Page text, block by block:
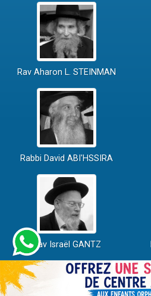
Rav Aharon L. STEINMAN
Rabbi David ABI'HSSIRA
Rav Israël GANTZ